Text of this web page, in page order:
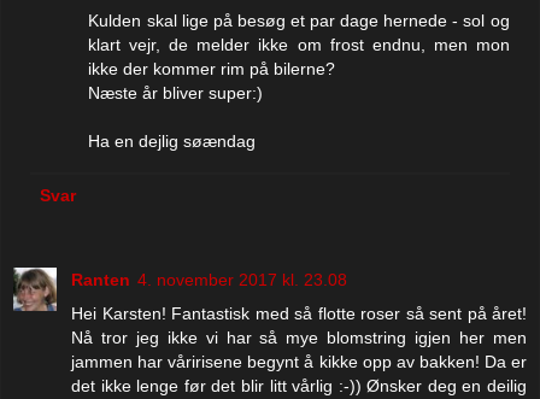
Kulden skal lige på besøg et par dage hernede - sol og
klart vejr, de melder ikke om frost endnu, men mon
ikke der kommer rim på bilerne?
Næste år bliver super:)
Ha en dejlig søændag
Svar
Ranten 4. november 2017 kl. 23.08
Hei Karsten! Fantastisk med så flotte roser så sent på året!
Nå tror jeg ikke vi har så mye blomstring igjen her men
jammen har våririsene begynt å kikke opp av bakken! Da er
det ikke lenge før det blir litt vårlig :-)) Ønsker deg en deilig